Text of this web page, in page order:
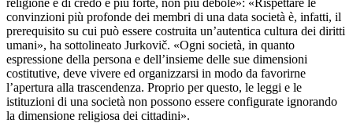
convinzioni più profonde dei membri di una data società è, infatti, il
prerequisito su cui può essere costruita un’autentica cultura dei diritti
umani», ha sottolineato Jurkovič. «Ogni società, in quanto
espressione della persona e dell’insieme delle sue dimensioni
costitutive, deve vivere ed organizzarsi in modo da favorirne
l’apertura alla trascendenza. Proprio per questo, le leggi e le
istituzioni di una società non possono essere configurate ignorando
la dimensione religiosa dei cittadini».